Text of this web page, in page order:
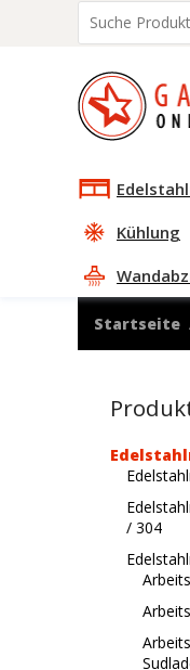
Kühlung
Startseite
/ 304